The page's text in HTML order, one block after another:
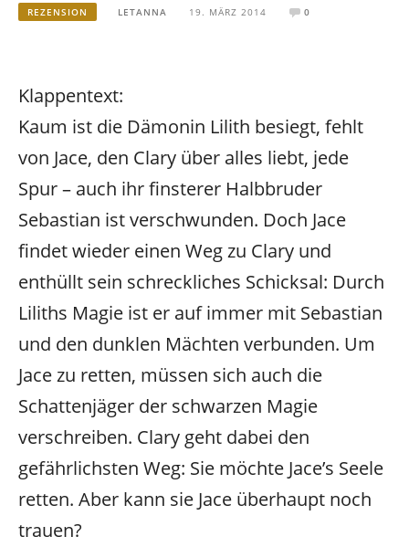
REZENSION LETANNA 19. MÄRZ 2014 0
Klappentext:
Kaum ist die Dämonin Lilith besiegt, fehlt
von Jace, den Clary über alles liebt, jede
Spur – auch ihr finsterer Halbbruder
Sebastian ist verschwunden. Doch Jace
findet wieder einen Weg zu Clary und
enthüllt sein schreckliches Schicksal: Durch
Liliths Magie ist er auf immer mit Sebastian
und den dunklen Mächten verbunden. Um
Jace zu retten, müssen sich auch die
Schattenjäger der schwarzen Magie
verschreiben. Clary geht dabei den
gefährlichsten Weg: Sie möchte Jace’s Seele
retten. Aber kann sie Jace überhaupt noch
trauen?